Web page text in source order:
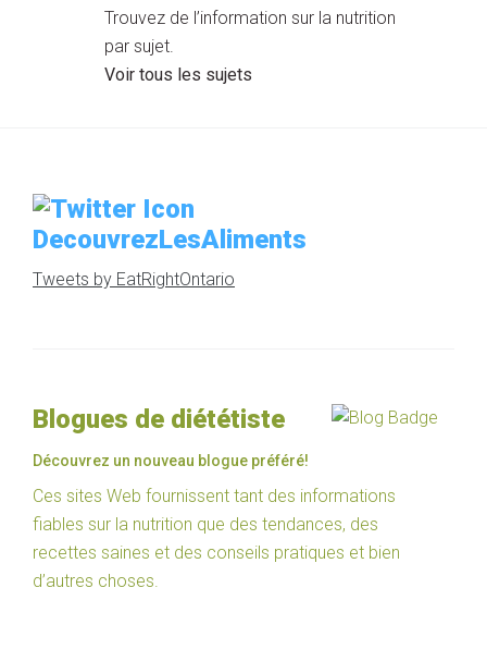
Trouvez de l’information sur la nutrition
par sujet.
Voir tous les sujets
DecouvrezLesAliments
Tweets by EatRightOntario
Blogues de diététiste
Découvrez un nouveau blogue préféré!
Ces sites Web fournissent tant des informations
fiables sur la nutrition que des tendances, des
recettes saines et des conseils pratiques et bien
d’autres choses.